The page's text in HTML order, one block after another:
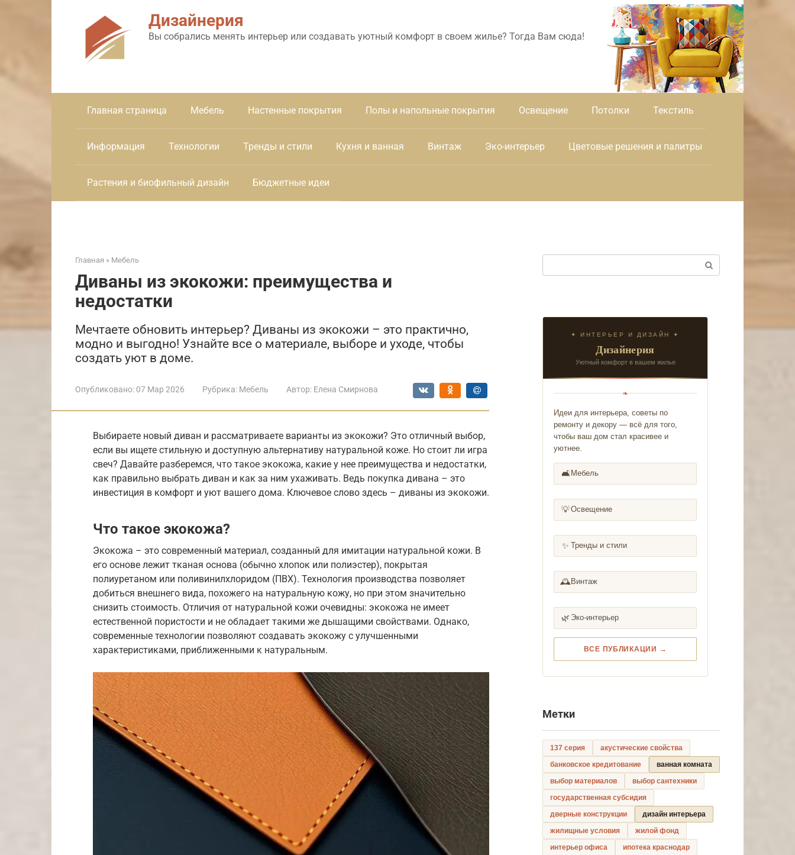
Дизайнерия
Вы собрались менять интерьер или создавать уютный комфорт в своем жилье? Тогда Вам сюда!
Главная страница Мебель Настенные покрытия Полы и напольные покрытия Освещение Потолки Текстиль
Информация Технологии Тренды и стили Кухня и ванная Винтаж Эко-интерьер Цветовые решения и палитры
Растения и биофильный дизайн Бюджетные идеи
Главная » Мебель
Диваны из экокожи: преимущества и
недостатки
Мечтаете обновить интерьер? Диваны из экокожи – это практично,
модно и выгодно! Узнайте все о материале, выборе и уходе, чтобы
создать уют в доме.
Опубликовано: 07 Мар 2026 Рубрика: Мебель Автор: Елена Смирнова
Выбираете новый диван и рассматриваете варианты из экокожи? Это отличный выбор,
если вы ищете стильную и доступную альтернативу натуральной коже. Но стоит ли игра
свеч? Давайте разберемся, что такое экокожа, какие у нее преимущества и недостатки,
как правильно выбрать диван и как за ним ухаживать. Ведь покупка дивана – это
инвестиция в комфорт и уют вашего дома. Ключевое слово здесь – диваны из экокожи.
Что такое экокожа?
Экокожа – это современный материал, созданный для имитации натуральной кожи. В
его основе лежит тканая основа (обычно хлопок или полиэстер), покрытая
полиуретаном или поливинилхлоридом (ПВХ). Технология производства позволяет
добиться внешнего вида, похожего на натуральную кожу, но при этом значительно
снизить стоимость. Отличия от натуральной кожи очевидны: экокожа не имеет
естественной пористости и не обладает такими же дышащими свойствами. Однако,
современные технологии позволяют создавать экокожу с улучшенными
характеристиками, приближенными к натуральным.
✦ ИНТЕРЬЕР И ДИЗАЙН ✦
Дизайнерия
Уютный комфорт в вашем жилье
❧
Идеи для интерьера, советы по
ремонту и декору — всё для того,
чтобы ваш дом стал красивее и
уютнее.
🛋️ Мебель
💡Освещение
✨ Тренды и стили
🕰️ Винтаж
🌿 Эко-интерьер
ВСЕ ПУБЛИКАЦИИ →
Метки
137 серия
акустические свойства
банковское кредитование
ванная комната
выбор материалов
выбор сантехники
государственная субсидия
дверные конструкции
дизайн интерьера
жилищные условия
жилой фонд
интерьер офиса
ипотека краснодар